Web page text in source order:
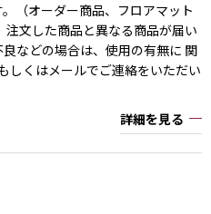
（オーダー商品、フロアマット
文した商品と異なる商品が届い
などの場合は、使用の有無に 関
しくはメールでご連絡をいただい
詳細を見る